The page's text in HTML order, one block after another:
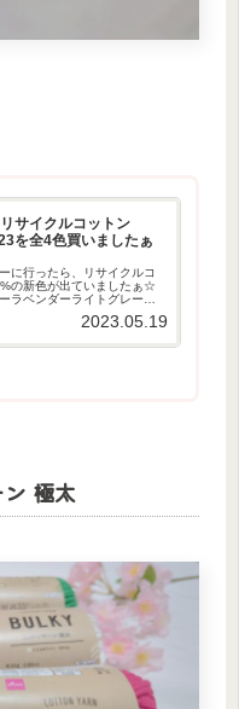
サイクルコットン
を全4色買いましたぁ
に行ったら、リサイクルコ
の新色が出ていましたぁ☆
ラベンダーライトグレーア
: 約96mかぎ針のサイズ : 6号
2023.05.19
極太